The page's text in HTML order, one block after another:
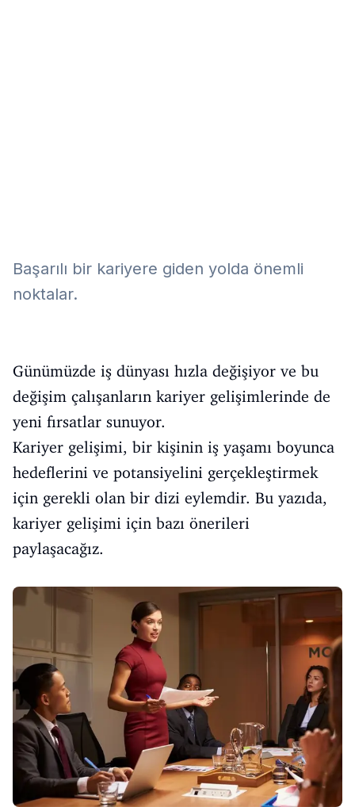
Başarılı bir kariyere giden yolda önemli
noktalar.
Günümüzde iş dünyası hızla değişiyor ve bu
değişim çalışanların kariyer gelişimlerinde de
yeni fırsatlar sunuyor.
Kariyer gelişimi, bir kişinin iş yaşamı boyunca
hedeflerini ve potansiyelini gerçekleştirmek
için gerekli olan bir dizi eylemdir. Bu yazıda,
kariyer gelişimi için bazı önerileri
paylaşacağız.